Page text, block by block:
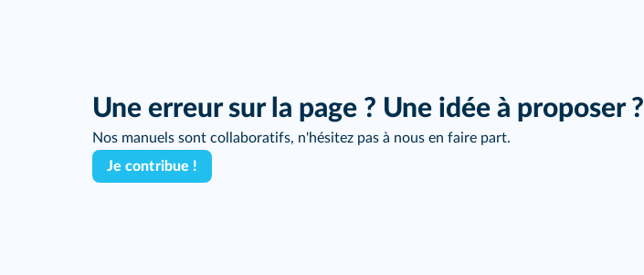
Une erreur sur la page ? Une idée à proposer ?
Nos manuels sont collaboratifs, n'hésitez pas à nous en faire part.
Je contribue !